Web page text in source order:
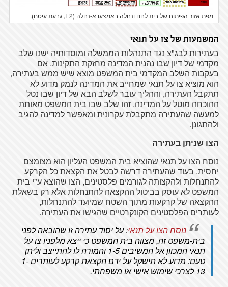
מפת אזור הפיתוח של בית לחם ונחלה באמצעו א-נחלה (E2, גבעת עיטם).
המשמעות של צו על תנאי
בעתירות לבג"צ נגד התנהלות הממשלה ומוסדותיה ישנו שלב
מקדמי של דיון שבו נהנית המדינה מחזקת התקינות. אם
בעקבות השלב המקדמי בית המשפט מוצא שיש ממש בעתירה,
הוא מוציא צו על תנאי שמחייב את המדינה לנמק מדוע לא
תתקבל העתירה, וההליך עובר לשלב הבא של דיון שבו נטל
ההוכחה מוטל על המדינה. זהו שלב שבו בית המשפט מאותת
למעשה שהעתירה מתקבלת עקרונית ומאפשר למדינה להגיב
ולהתגונן.
הצו שניתן בעתירה
נוסח הצו על תנאי שהוציא בית המשפט העליון הוא מצומצם
יחסית. בעוד שהעתירה דרשה לבטל את הקצאת כל הקרקע
להתנחלות ולהקצותה לגורמים פלסטינים, הצו שהוצא ע"י בית
המשפט לא עוסק בביטול ההקצאה להתנחלות אלא רק בשאלת
ההקצאה של קרקעות מתוך השטח שמיועד להתנחלות,
לעותרים הפלסטינים הקונקרטיים שהגישו את העתירה.
נוסח הצו על תנאי: על יסוד עתירה זו שהובאה לפני
בית-משפט זה, מצווה בית המשפט כי ייצא מלפניו צו על
תנאי המכוון אל המשיבים 1-5 והמורה לו להתייצב וליתן
טעם: מדוע לא תישקל על ידם הקצאת קרקע לעותרים 1-
13 לצרכי שימוש אישי או משפחתי.